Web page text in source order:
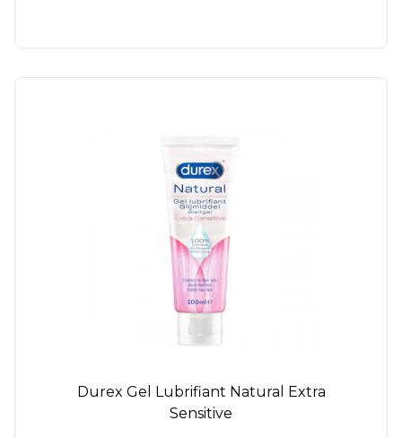
Durex Gel Lubrifiant Natural Extra
Sensitive